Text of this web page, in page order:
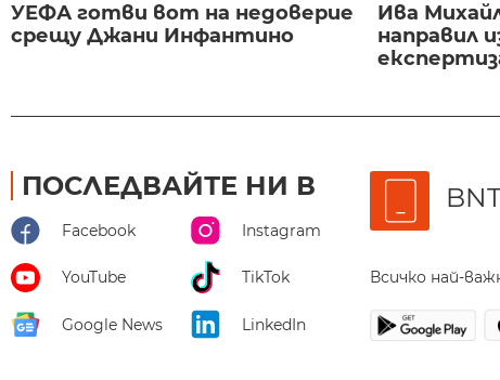
УЕФА готви вот на недоверие
срещу Джани Инфантино
Ива
направил
ПОСЛЕДВАЙТЕ НИ В
Facebook Instagram
YouTube TikTok
Google News LinkedIn
Всичко най-